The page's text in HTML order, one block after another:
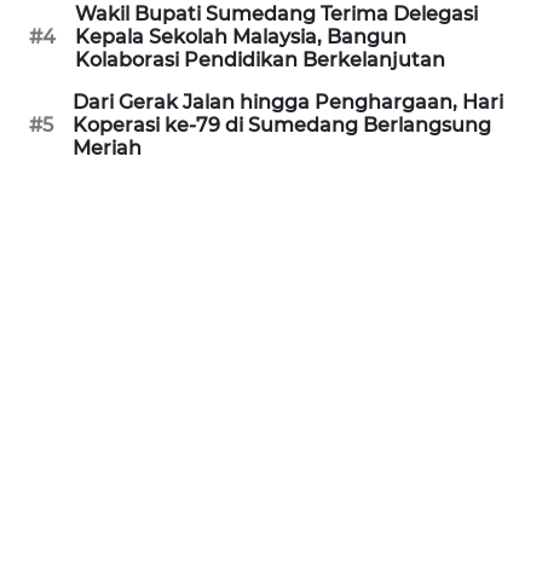
#4
Wakil Bupati Sumedang Terima Delegasi
Kepala Sekolah Malaysia, Bangun
Kolaborasi Pendidikan Berkelanjutan
#5
Dari Gerak Jalan hingga Penghargaan, Hari
Koperasi ke-79 di Sumedang Berlangsung
Meriah
WN
BINTAN
WN
MANDALIKA